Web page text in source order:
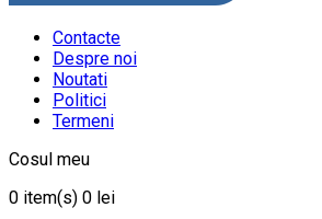
Contacte
Despre noi
Noutati
Politici
Termeni
Cosul meu
0 item(s) 0 lei